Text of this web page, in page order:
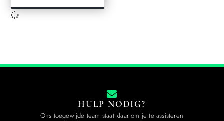
HULP NODIG?
Ons toegewijde team staat klaar om je te assisteren